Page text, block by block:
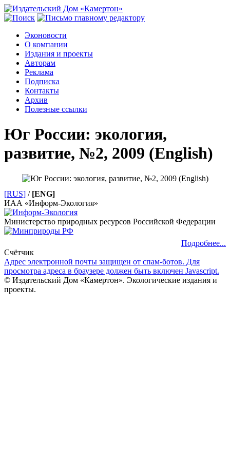
Эконовости
О компании
Издания и проекты
Авторам
Реклама
Подписка
Контакты
Архив
Полезные ссылки
Юг России: экология,
развитие, №2, 2009 (English)
[RUS] / [ENG]
ИАА «Информ-Экология»
Министерство природных ресурсов Российской Федерации
Подробнее...
Счётчик
Адрес электронной почты защищен от спам-ботов. Для
просмотра адреса в браузере должен быть включен Javascript.
© Издательский Дом «Камертон». Экологические издания и
проекты.